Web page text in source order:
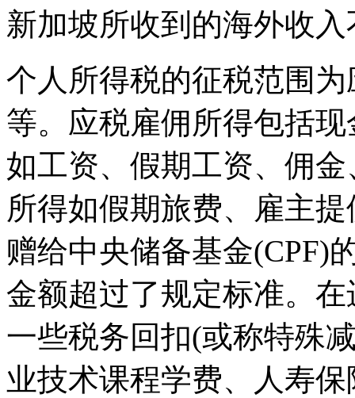
新加坡所收到的海外收
个人所得税的征税范围
等。应税雇佣所得包括
如工资、假期工资、佣
所得如假期旅费、雇主
赠给中央储备基金(CPF)
金额超过了规定标准。
一些税务回扣(或称特殊
业技术课程学费、人寿